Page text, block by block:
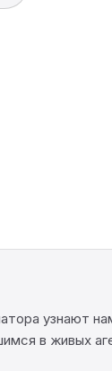
узнают
в живых